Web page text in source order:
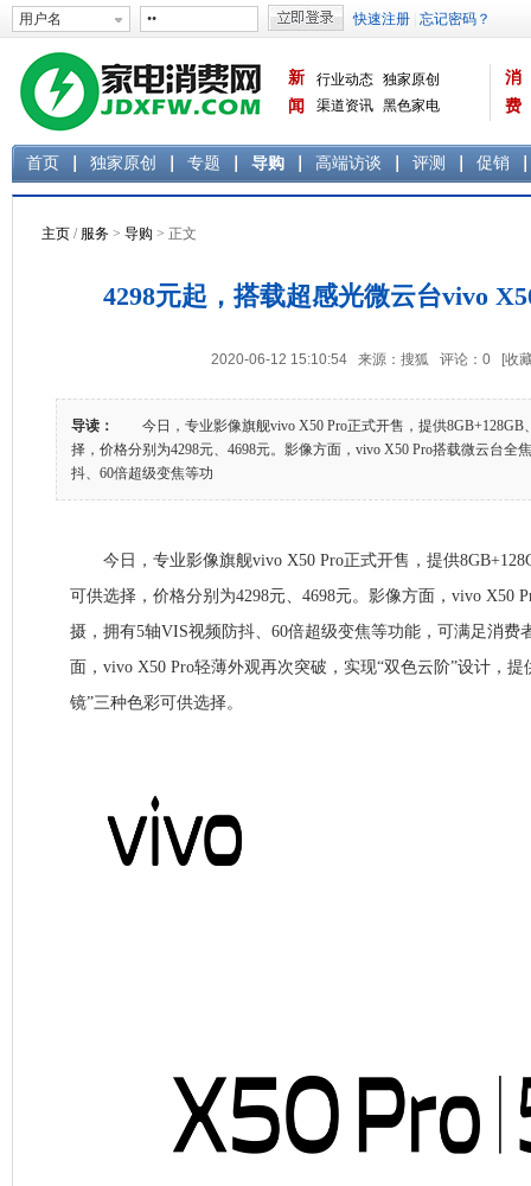
新
闻
行业动态 独家原创
渠道资讯 黑色家电
消
费
首页 独家原创 专题 导购 高端访谈 评测 促销
主页 / 服务 > 导购 > 正文
4298元起，搭载超感光微云台vivo
2020-06-12 15:10:54 来源：搜狐 评论： 0 [收
导读：
今日，专业影像旗舰vivo X50 Pro正式开售，提供8GB+128GB
择，价格分别为4298元、4698元。影像方面，vivo X50 Pro搭载微云台全
抖、60倍超级变焦等功
今日，专业影像旗舰vivo X50 Pro正式开售，提供
可供选择，价格分别为4298元、4698元。影像方面，vivo X50
摄，拥有5轴VIS视频防抖、60倍超级变焦等功能，可满足消费
面，vivo X50 Pro轻薄外观再次突破，实现“双色云阶”设计，提
镜”三种色彩可供选择。